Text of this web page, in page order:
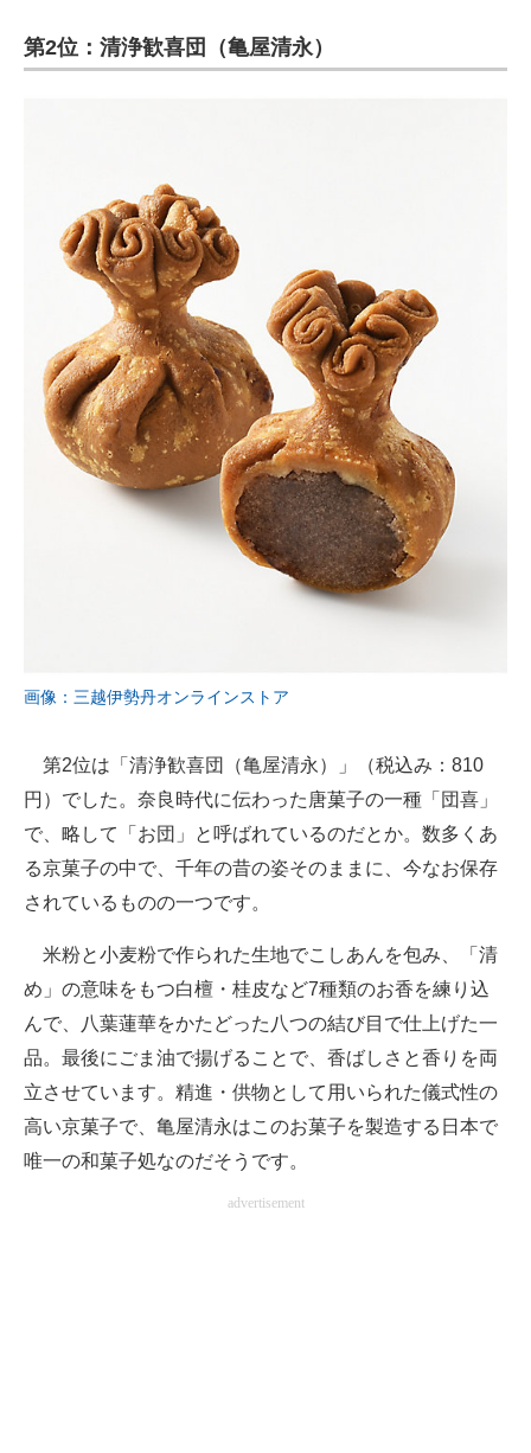
第2位：清浄歓喜団（亀屋清永）
画像：三越伊勢丹オンラインストア
第2位は「清浄歓喜団（亀屋清永）」（税込み：810
円）でした。奈良時代に伝わった唐菓子の一種「団喜」
で、略して「お団」と呼ばれているのだとか。数多くあ
る京菓子の中で、千年の昔の姿そのままに、今なお保存
されているものの一つです。
米粉と小麦粉で作られた生地でこしあんを包み、「清
め」の意味をもつ白檀・桂皮など7種類のお香を練り込
んで、八葉蓮華をかたどった八つの結び目で仕上げた一
品。最後にごま油で揚げることで、香ばしさと香りを両
立させています。精進・供物として用いられた儀式性の
高い京菓子で、亀屋清永はこのお菓子を製造する日本で
唯一の和菓子処なのだそうです。
advertisement